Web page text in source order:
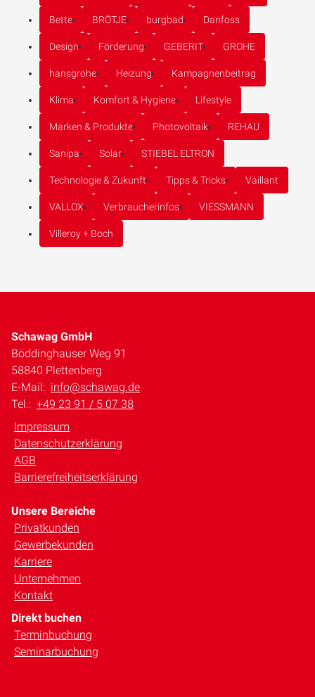
Bette BRÖTJE burgbad Danfoss
Design Förderung GEBERIT GROHE
hansgrohe Heizung Kampagnenbeitrag
Klima Komfort & Hygiene Lifestyle
Marken & Produkte Photovoltaik REHAU
Sanipa Solar STIEBEL ELTRON
Technologie & Zukunft Tipps & Tricks Vaillant
VALLOX Verbraucherinfos VIESSMANN
Villeroy + Boch
Schawag GmbH
Böddinghauser Weg 91
58840 Plettenberg
E-Mail: info@schawag.de
Tel.: +49 23 91 / 5 07 38
Impressum
Datenschutzerklärung
AGB
Barrierefreiheitserklärung
Unsere Bereiche
Privatkunden
Gewerbekunden
Karriere
Unternehmen
Kontakt
Direkt buchen
Terminbuchung
Seminarbuchung